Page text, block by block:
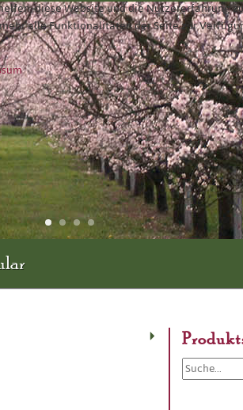
diese Website und die Nutzererfahrung
alle Funktionalitäten der Seite zur